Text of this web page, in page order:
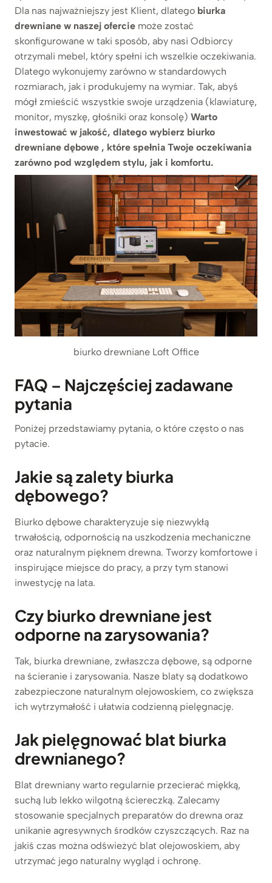
Dla nas najważniejszy jest Klient, dlatego biurka
drewniane w naszej ofercie może zostać
skonfigurowane w taki sposób, aby nasi Odbiorcy
otrzymali mebel, który spełni ich wszelkie oczekiwania.
Dlatego wykonujemy zarówno w standardowych
rozmiarach, jak i produkujemy na wymiar. Tak, abyś
mógł zmieścić wszystkie swoje urządzenia (klawiaturę,
monitor, myszkę, głośniki oraz konsolę) Warto
inwestować w jakość, dlatego wybierz biurko
drewniane dębowe , które spełnia Twoje oczekiwania
zarówno pod względem stylu, jak i komfortu.
biurko drewniane Loft Office
FAQ – Najczęściej zadawane
pytania
Poniżej przedstawiamy pytania, o które często o nas
pytacie.
Jakie są zalety biurka
dębowego?
Biurko dębowe charakteryzuje się niezwykłą
trwałością, odpornością na uszkodzenia mechaniczne
oraz naturalnym pięknem drewna. Tworzy komfortowe i
inspirujące miejsce do pracy, a przy tym stanowi
inwestycję na lata.
Czy biurko drewniane jest
odporne na zarysowania?
Tak, biurka drewniane, zwłaszcza dębowe, są odporne
na ścieranie i zarysowania. Nasze blaty są dodatkowo
zabezpieczone naturalnym olejowoskiem, co zwiększa
ich wytrzymałość i ułatwia codzienną pielęgnację.
Jak pielęgnować blat biurka
drewnianego?
Blat drewniany warto regularnie przecierać miękką,
suchą lub lekko wilgotną ściereczką. Zalecamy
stosowanie specjalnych preparatów do drewna oraz
unikanie agresywnych środków czyszczących. Raz na
jakiś czas można odświeżyć blat olejowoskiem, aby
utrzymać jego naturalny wygląd i ochronę.